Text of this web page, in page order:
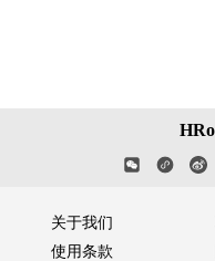
关于我们
使用条款